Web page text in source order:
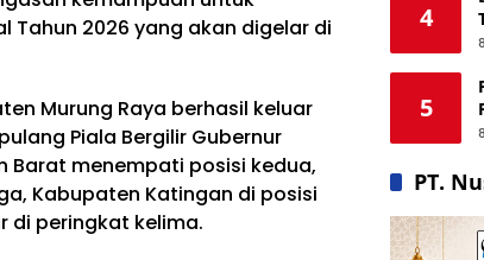
Tahun 2026 yang akan digelar di
Murung Raya berhasil keluar
Piala Bergilir Gubernur
Barat menempati posisi kedua,
Kabupaten Katingan di posisi
di peringkat kelima.
4
5
PT.